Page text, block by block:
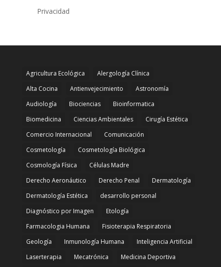
Privacidad
Agricultura Ecológica
Alergología Clínica
Alta Cocina
Antienvejecimiento
Astronomía
Audiología
Biociencias
Bioinformatica
Biomedicina
Ciencias Ambientales
Cirugía Estética
Comercio Internacional
Comunicación
Cosmetología
Cosmetología Biológica
Cosmología Física
Células Madre
Derecho Aeronáutico
Derecho Penal
Dermatología
Dermatología Estética
desarrollo personal
Diagnóstico por Imagen
Etología
Farmacologia Humana
Fisioterapia Respiratoria
Geología
Inmunología Humana
Inteligencia Artificial
Laserterapia
Mecatrónica
Medicina Deportiva